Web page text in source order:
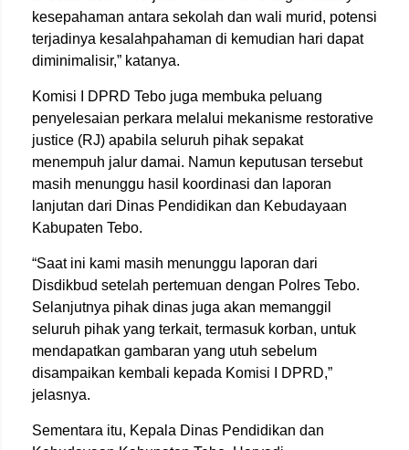
kesepahaman antara sekolah dan wali murid, potensi
terjadinya kesalahpahaman di kemudian hari dapat
diminimalisir,” katanya.
Komisi I DPRD Tebo juga membuka peluang
penyelesaian perkara melalui mekanisme restorative
justice (RJ) apabila seluruh pihak sepakat
menempuh jalur damai. Namun keputusan tersebut
masih menunggu hasil koordinasi dan laporan
lanjutan dari Dinas Pendidikan dan Kebudayaan
Kabupaten Tebo.
“Saat ini kami masih menunggu laporan dari
Disdikbud setelah pertemuan dengan Polres Tebo.
Selanjutnya pihak dinas juga akan memanggil
seluruh pihak yang terkait, termasuk korban, untuk
mendapatkan gambaran yang utuh sebelum
disampaikan kembali kepada Komisi I DPRD,”
jelasnya.
Sementara itu, Kepala Dinas Pendidikan dan